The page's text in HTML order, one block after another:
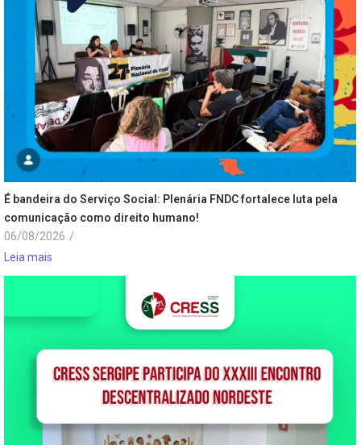
É bandeira do Serviço Social: Plenária FNDC fortalece luta pela
comunicação como direito humano!
06/08/2026 /
Leia mais